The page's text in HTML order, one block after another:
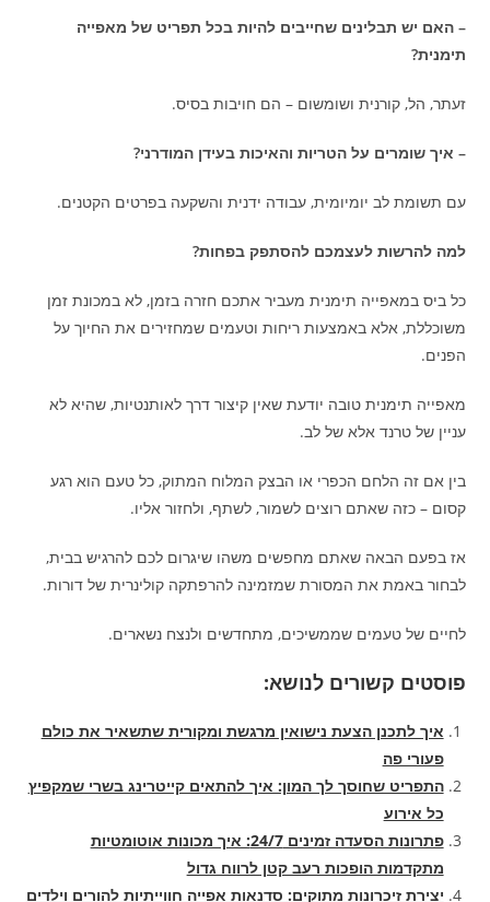
– האם יש תבלינים שחייבים להיות בכל תפריט של מאפייה
תימנית?
זעתר, הל, קורנית ושומשום – הם חויבות בסיס.
– איך שומרים על הטריות והאיכות בעידן המודרני?
עם תשומת לב יומיומית, עבודה ידנית והשקעה בפרטים הקטנים.
למה להרשות לעצמכם להסתפק בפחות?
כל ביס במאפייה תימנית מעביר אתכם חזרה בזמן, לא במכונת זמן
משוכללת, אלא באמצעות ריחות וטעמים שמחזירים את החיוך על
הפנים.
מאפייה תימנית טובה יודעת שאין קיצור דרך לאותנטיות, שהיא לא
עניין של טרנד אלא של לב.
בין אם זה הלחם הכפרי או הבצק המלוח המתוק, כל טעם הוא רגע
קסום – כזה שאתם רוצים לשמור, לשתף, ולחזור אליו.
אז בפעם הבאה שאתם מחפשים משהו שיגרום לכם להרגיש בבית,
לבחור באמת את המסורת שמזמינה להרפתקה קולינרית של דורות.
לחיים של טעמים שממשיכים, מתחדשים ולנצח נשארים.
פוסטים קשורים לנושא:
איך לתכנן הצעת נישואין מרגשת ומקורית שתשאיר את כולם
פעורי פה
התפריט שחוסך לך המון: איך להתאים קייטרינג בשרי שמקפיץ
כל אירוע
פתרונות הסעדה זמינים 24/7: איך מכונות אוטומטיות
מתקדמות הופכות רעב קטן לרווח גדול
יצירת זיכרונות מתוקים: סדנאות אפייה חווייתיות להורים וילדים